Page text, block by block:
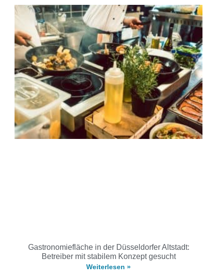
Gastronomiefläche in der Düsseldorfer Altstadt:
Betreiber mit stabilem Konzept gesucht
Weiterlesen »